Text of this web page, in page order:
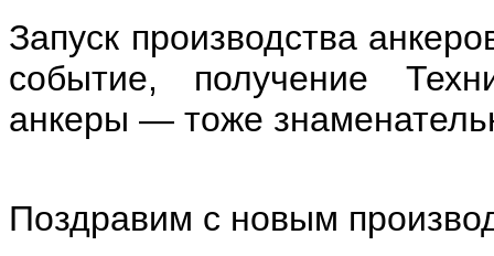
Запуск производства
событие, получение
анкеры — тоже
Поздравим с новым